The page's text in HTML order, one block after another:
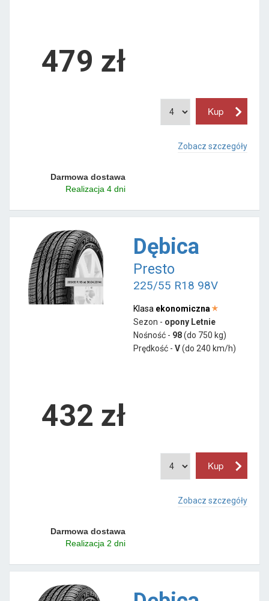
479 zł
Zobacz szczegóły
Darmowa dostawa
Realizacja 4 dni
Dębica
Presto
225/55 R18 98V
Klasa ekonomiczna
Sezon - opony Letnie
Nośność - 98(do 750 kg)
Prędkość - V(do 240 km/h)
432 zł
Zobacz szczegóły
Darmowa dostawa
Realizacja 2 dni